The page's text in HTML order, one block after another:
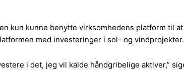
kun kunne benytte virksomhedens platform til
med investeringer i sol- og vindprojekter.
i det, jeg vil kalde håndgribelige aktiver,”